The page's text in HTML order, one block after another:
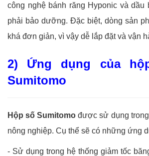
công nghệ bánh răng Hyponic và dầu
phải bảo dưỡng. Đặc biệt, dòng sản
khá đơn giản, vì vậy dễ lắp đặt và vận
2) Ứng dụng của
Sumitomo
Hộp số Sumitomo được sử dụng
nông nghiệp. Cụ thể sẽ có những ứng
- Sử dụng trong hệ thống giảm tốc